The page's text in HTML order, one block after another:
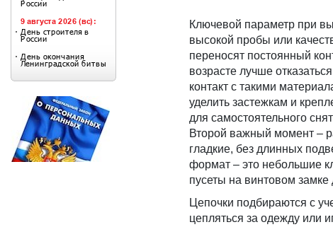
Ключевой параметр при
высокой пробы или
переносят постоянный
возрасте лучше
контакт с такими
уделить застежкам и
для самостоятельного
Второй важный момент –
гладкие, без длинных
формат – это небольшие
пусеты на винтовом
Цепочки подбираются с
цепляться за одежду или